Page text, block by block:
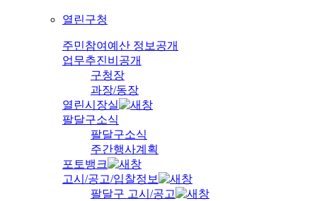
열린구청
주민참여예산 정보공개
업무추진비공개
구청장
과장/동장
열린시장실
팔달구소식
팔달구소식
주간행사계획
포토뱅크
고시/공고/입찰정보
팔달구 고시/공고